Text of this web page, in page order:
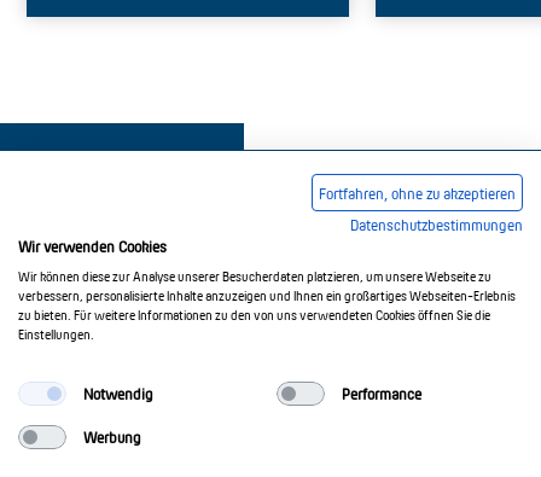
Impressum AGB Datenschutzerklärung
© 2017-2026 Doepke Schaltgeräte GmbH
Fortfahren, ohne zu akzeptieren
Datenschutzbestimmungen
Wir verwenden Cookies
Wir können diese zur Analyse unserer Besucherdaten platzieren, um unsere Webseite zu
verbessern, personalisierte Inhalte anzuzeigen und Ihnen ein großartiges Webseiten-Erlebnis
zu bieten. Für weitere Informationen zu den von uns verwendeten Cookies öffnen Sie die
Einstellungen.
Notwendig Performance
Werbung